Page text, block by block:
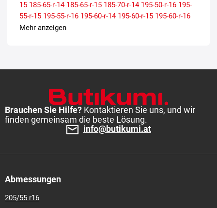
15 185-65-r-14 185-65-r-15 185-70-r-14 195-50-r-16 195-
55-r-15 195-55-r-16 195-60-r-14 195-60-r-15 195-60-r-16
195-65-r-15 195-70-r-15
Mehr anzeigen
Brauchen Sie Hilfe? Kontaktieren Sie uns, und wir
finden gemeinsam die beste Lösung.
info@butikumi.at
Abmessungen
205/55 r16